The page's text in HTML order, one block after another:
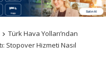
Türk Hava Yolları’ndan
Stopover Hizmeti Nasıl